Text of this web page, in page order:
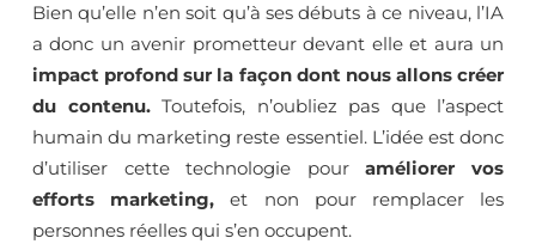
Bien qu’elle n’en soit qu’à ses débuts à ce niveau, l’IA
a donc un avenir prometteur devant elle et aura un
impact profond sur la façon dont nous allons créer
du contenu.Toutefois, n’oubliez pas que l’aspect
humain du marketing reste essentiel. L’idée est donc
d’utiliser cette technologie pouraméliorer vos
efforts marketing, et non pour remplacer les
personnes réelles qui s’en occupent.